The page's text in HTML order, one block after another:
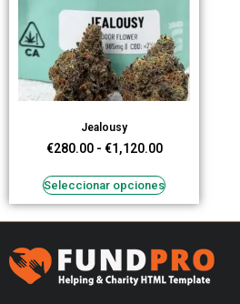
Jealousy
€280.00 - €1,120.00
Seleccionar opciones